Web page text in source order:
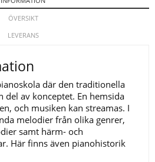
ÖVERSIKT
LEVERANS
där den traditionella
del av konceptet. En hemsida
och musiken kan streamas. I
melodier från olika genrer,
samt härm- och
Här finns även pianohistorik